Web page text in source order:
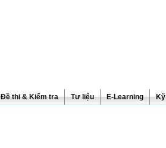
Đề thi & Kiểm tra Tư liệu E-Learning Kỹ